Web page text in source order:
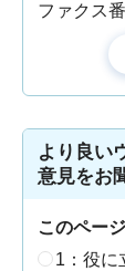
ファクス
より良い
意見をお
このペー
1：役に